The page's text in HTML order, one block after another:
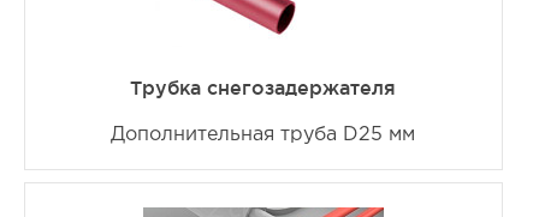
Трубка снегозадержателя
Дополнительная труба D25 мм